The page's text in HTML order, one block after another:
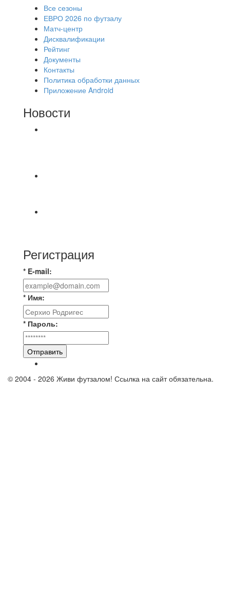
Все сезоны
ЕВРО 2026 по футзалу
Матч-центр
Дисквалификации
Рейтинг
Документы
Контакты
Политика обработки данных
Приложение Android
Новости
Регистрация
* E-mail:
* Имя:
* Пароль:
Отправить
© 2004 - 2026 Живи футзалом! Ссылка на сайт обязательна.